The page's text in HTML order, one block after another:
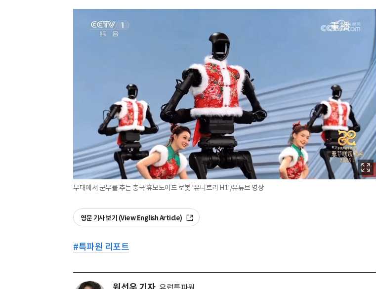
무대에서 군무를 추는 충국 휴모노이드 로봇 '유니트리 H1'/유튜브 영상
영문 기사 보기 (View English Article)
#특파원 리포트